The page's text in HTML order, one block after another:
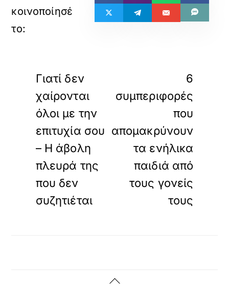
Γιατί δεν
χαίρονται
όλοι με την
επιτυχία σου
– Η άβολη
πλευρά της
που δεν
συζητιέται
6
συμπεριφορές
που
απομακρύνουν
τα ενήλικα
παιδιά από
τους γονείς
τους
Back